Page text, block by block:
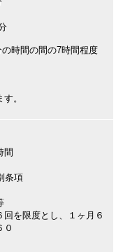
時間の間の7時間程度
。
間
条項
を限度とし、１ヶ月６
０